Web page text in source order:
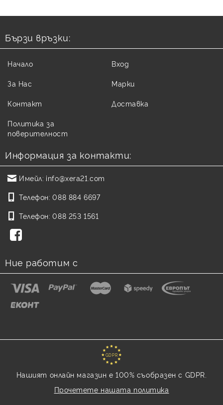
Бързи връзки:
Начало
За Нас
Контакт
Политика за
поверителност
Вход
Марки
Доставка
Информация за контакти:
Имейл: info@xera21.com
Телефон: 088 884 6697
Телефон: 088 253 1561
Ние работим с
GDPR
Нашият онлайн магазин е 100% съобразен с GDPR.
Прочетете нашата политика